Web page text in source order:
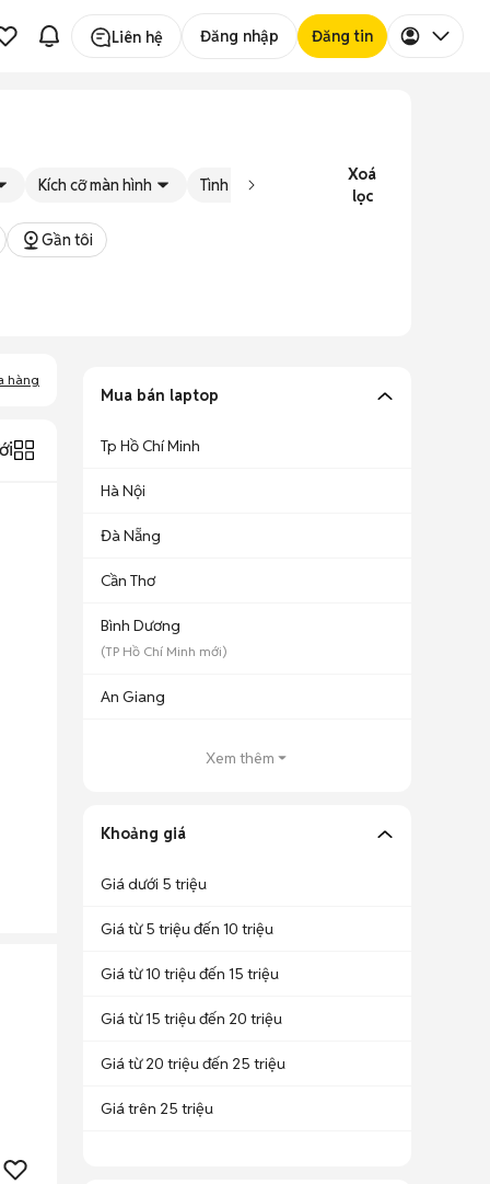
Liên hệ Đăng nhập Đăng tin
Kích cỡ màn hình Tình trạng Đăng bởi
Xoá
lọc
Gần tôi
hàng
Mua bán laptop
Tp Hồ Chí Minh
Hà Nội
Đà Nẵng
Cần Thơ
Bình Dương
(TP Hồ Chí Minh mới)
An Giang
Xem thêm
Khoảng giá
Giá dưới 5 triệu
Giá từ 5 triệu đến 10 triệu
Giá từ 10 triệu đến 15 triệu
Giá từ 15 triệu đến 20 triệu
Giá từ 20 triệu đến 25 triệu
Giá trên 25 triệu